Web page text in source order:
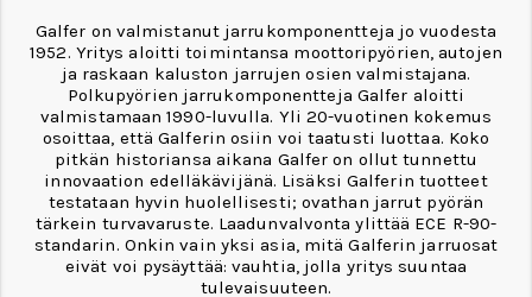
Galfer on valmistanut jarrukomponentteja jo vuodesta
1952. Yritys aloitti toimintansa moottoripyörien, autojen
ja raskaan kaluston jarrujen osien valmistajana.
Polkupyörien jarrukomponentteja Galfer aloitti
valmistamaan 1990-luvulla. Yli 20-vuotinen kokemus
osoittaa, että Galferin osiin voi taatusti luottaa. Koko
pitkän historiansa aikana Galfer on ollut tunnettu
innovaation edelläkävijänä. Lisäksi Galferin tuotteet
testataan hyvin huolellisesti; ovathan jarrut pyörän
tärkein turvavaruste. Laadunvalvonta ylittää ECE R-90-
standarin. Onkin vain yksi asia, mitä Galferin jarruosat
eivät voi pysäyttää: vauhtia, jolla yritys suuntaa
tulevaisuuteen.